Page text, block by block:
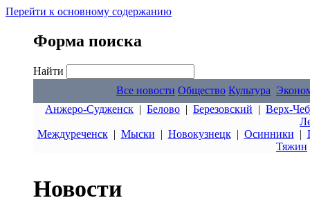
Перейти к основному содержанию
Форма поиска
Найти
Все новости Общество Культура
Анжеро-Судженск | Белово | Березовский | Верх-
Междуреченск| Мыски | Новокузнецк| Осинники |
Тяжин
Новости